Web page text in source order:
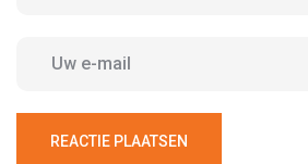
REACTIE PLAATSEN